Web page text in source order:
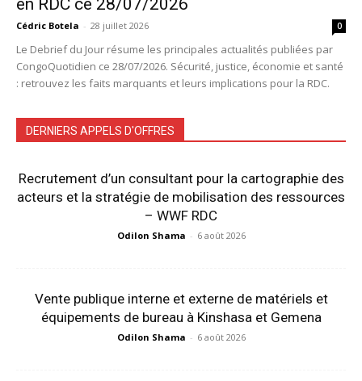
en RDC ce 28/07/2026
Cédric Botela - 28 juillet 2026 0
Le Debrief du Jour résume les principales actualités publiées par
CongoQuotidien ce 28/07/2026. Sécurité, justice, économie et santé
: retrouvez les faits marquants et leurs implications pour la RDC.
DERNIERS APPELS D'OFFRES
Recrutement d’un consultant pour la cartographie des
acteurs et la stratégie de mobilisation des ressources
– WWF RDC
Odilon Shama - 6 août 2026
Vente publique interne et externe de matériels et
équipements de bureau à Kinshasa et Gemena
Odilon Shama - 6 août 2026